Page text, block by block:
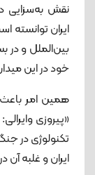
نقش به‌سزایی
ایران توانسته
بین‌الملل و در
خود در این
همین امر باعث
«پیروزی
تکنولوژی در
ایران و غلبه آن